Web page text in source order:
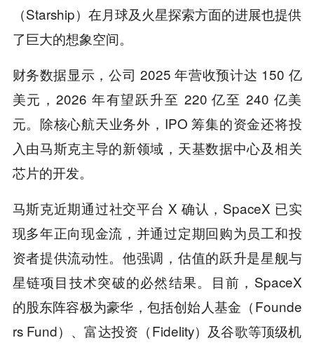
（Starship）在月球及火星探索方面的进展也提供
了巨大的想象空间。
财务数据显示，公司 2025 年营收预计达 150 亿
美元，2026 年有望跃升至 220 亿至 240 亿美
元。除核心航天业务外，IPO 筹集的资金还将投
入由马斯克主导的新领域，天基数据中心及相关
芯片的开发。
马斯克近期通过社交平台 X 确认，SpaceX 已实
现多年正向现金流，并通过定期回购为员工和投
资者提供流动性。他强调，估值的跃升是星舰与
星链项目技术突破的必然结果。目前，SpaceX
的股东阵容极为豪华，包括创始人基金（Founde
rs Fund）、富达投资（Fidelity）及谷歌等顶级机